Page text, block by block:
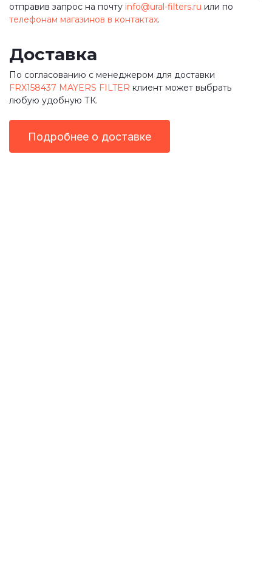
отправив запрос на почту info@ural-filters.ru или по
телефонам магазинов в контактах.
Доставка
По согласованию с менеджером для доставки
FRX158437 MAYERS FILTER клиент может выбрать
любую удобную ТК.
Подробнее о доставке